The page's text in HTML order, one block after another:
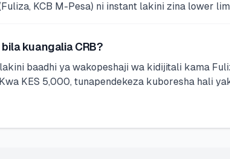
KCB M-Pesa) ni instant lakini zina lower
kuangalia CRB?
baadhi ya wakopeshaji wa kidijitali kama
KES 5,000, tunapendekeza kuboresha hali